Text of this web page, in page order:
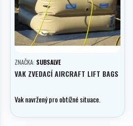
ZNAČKA: SUBSALVE
VAK ZVEDACÍ AIRCRAFT LIFT BAGS
Vak navržený pro obtížné situace.